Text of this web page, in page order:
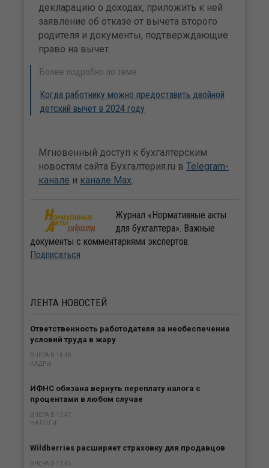
декларацию о доходах, приложить к ней
заявление об отказе от вычета второго
родителя и документы, подтверждающие
право на вычет.
Более подробно по теме:
Когда работнику можно предоставить двойной
детский вычет в 2024 году
Мгновенный доступ к бухгалтерским
новостям сайта Бухгалтерия.ru в Telegram-
канале и канале Max.
Журнал «Нормативные акты
для бухгалтера». Важные
документы с комментариями экспертов.
Подписаться
ЛЕНТА НОВОСТЕЙ
Ответственность работодателя за необеспечение
условий труда в жару
ВЧЕРА В 14:48
КАДРЫ
ИФНС обязана вернуть переплату налога с
процентами в любом случае
ВЧЕРА В 13:47
НАЛОГИ
Wildberries расширяет страховку для продавцов
ВЧЕРА В 11:45